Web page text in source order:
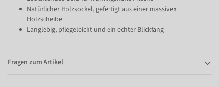
Natürlicher Holzsockel, gefertigt aus einer massiven
Holzscheibe
Langlebig, pflegeleicht und ein echter Blickfang
Fragen zum Artikel